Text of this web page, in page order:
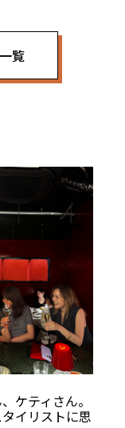
覧
ケティさん。
イリストに思